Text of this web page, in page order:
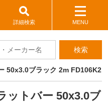
詳細検索 MENU
検索
50x3.0ブラック 2m FD106K2
ットバー 50x3.0ブ